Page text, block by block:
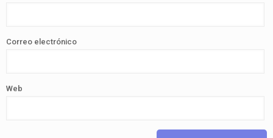
Correo electrónico
Web